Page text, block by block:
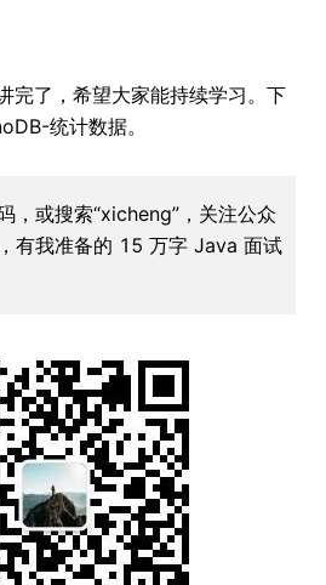
完了，希望大家能持续学习。下
统计数据。
，或搜索“xicheng”，关注公众
有我准备的 15 万字 Java 面试